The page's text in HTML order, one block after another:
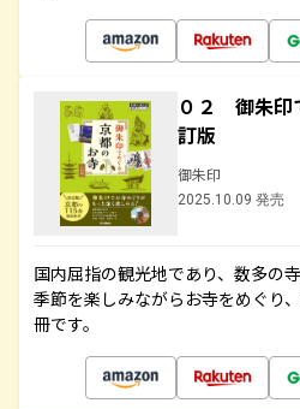
０２ 御朱印
訂版
御朱印
2025.10.09 発売
国内屈指の観光地であり、数多の
季節を楽しみながらお寺をめぐり
冊です。